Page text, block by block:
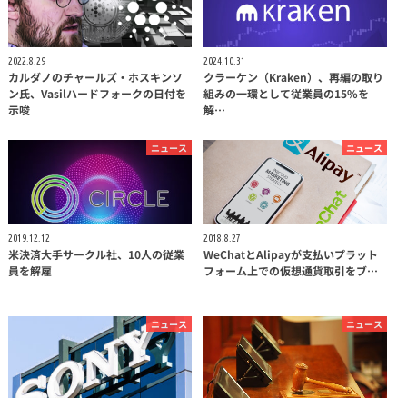
2022.8.29
カルダノのチャールズ・ホスキンソ
ン氏、Vasilハードフォークの日付を
示唆
2024.10.31
クラーケン（Kraken）、再編の取り
組みの一環として従業員の15%を
解…
ニュース
2019.12.12
米決済大手サークル社、10人の従業
員を解雇
ニュース
2018.8.27
WeChatとAlipayが支払いプラット
フォーム上での仮想通貨取引をブ…
ニュース ニュース